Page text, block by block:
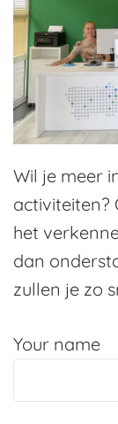
Wil je meer
activiteiten?
het
dan
zullen je zo
Your name